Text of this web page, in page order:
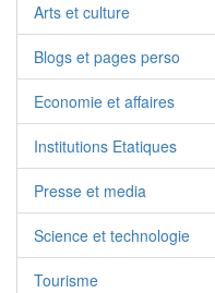
Arts et culture
Blogs et pages perso
Economie et affaires
Institutions Etatiques
Presse et media
Science et technologie
Tourisme